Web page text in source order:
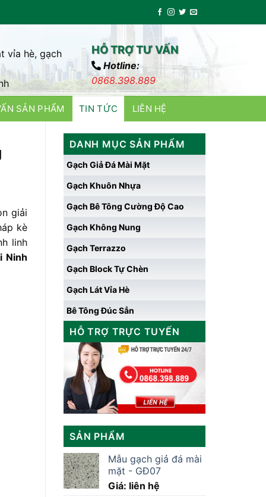
vỉa hè, gạch
HỖ TRỢ TƯ VẤN
Hotline:
0868.398.889
SẢN PHẨM TIN TỨC LIÊN HỆ
giải
kè
linh
Ninh
DANH MỤC SẢN PHẨM
Gạch Giả Đá Mài Mặt
Gạch Khuôn Nhựa
Gạch Bê Tông Cường Độ Cao
Gạch Không Nung
Gạch Terrazzo
Gạch Block Tự Chèn
Gạch Lát Vỉa Hè
Bê Tông Đúc Sẳn
HỖ TRỢ TRỰC TUYẾN
SẢN PHẨM
Mẫu gạch giả đá mài
mặt - GĐ07
Giá: liên hệ